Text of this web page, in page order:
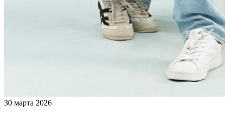
30 марта 2026